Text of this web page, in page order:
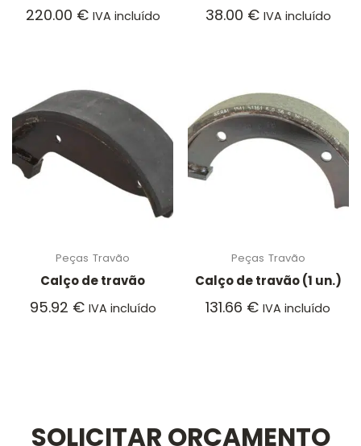
220.00 € IVA incluído 38.00 € IVA incluído
Peças Travão
Calço de travão
95.92 € IVA incluído
Peças Travão
Calço de travão (1 un.)
131.66 € IVA incluído
SOLICITAR ORÇAMENTO